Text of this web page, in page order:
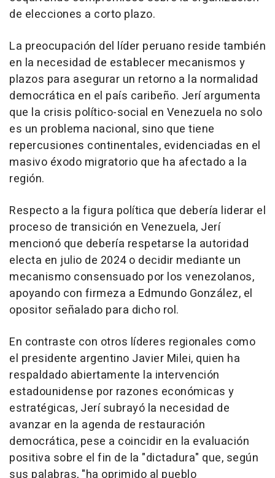
de elecciones a corto plazo.
La preocupación del líder peruano reside también
en la necesidad de establecer mecanismos y
plazos para asegurar un retorno a la normalidad
democrática en el país caribeño. Jerí argumenta
que la crisis político-social en Venezuela no solo
es un problema nacional, sino que tiene
repercusiones continentales, evidenciadas en el
masivo éxodo migratorio que ha afectado a la
región.
Respecto a la figura política que debería liderar el
proceso de transición en Venezuela, Jerí
mencionó que debería respetarse la autoridad
electa en julio de 2024 o decidir mediante un
mecanismo consensuado por los venezolanos,
apoyando con firmeza a Edmundo González, el
opositor señalado para dicho rol.
En contraste con otros líderes regionales como
el presidente argentino Javier Milei, quien ha
respaldado abiertamente la intervención
estadounidense por razones económicas y
estratégicas, Jerí subrayó la necesidad de
avanzar en la agenda de restauración
democrática, pese a coincidir en la evaluación
positiva sobre el fin de la "dictadura" que, según
sus palabras, "ha oprimido al pueblo